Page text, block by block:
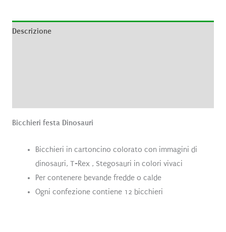
Descrizione
Bicchieri festa Dinosauri
Bicchieri in cartoncino colorato con immagini di
dinosauri, T-Rex , Stegosauri in colori vivaci
Per contenere bevande fredde o calde
Ogni confezione contiene 12 bicchieri